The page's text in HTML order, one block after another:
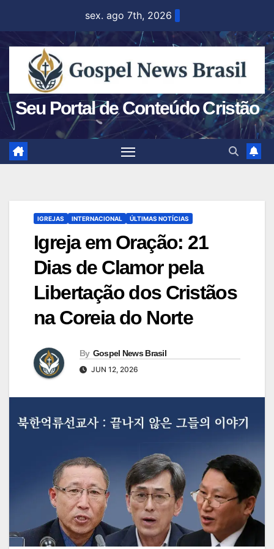
content
sex. ago 7th, 2026
Seu Portal de Conteúdo Cristão
IGREJAS INTERNACIONAL ÚLTIMAS NOTÍCIAS
Igreja em Oração: 21
Dias de Clamor pela
Libertação dos Cristãos
na Coreia do Norte
By Gospel News Brasil
JUN 12, 2026